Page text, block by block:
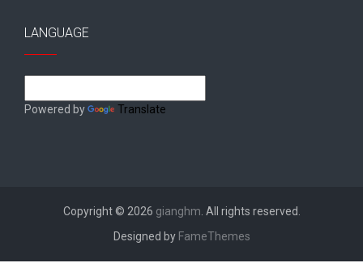
LANGUAGE
Powered by Translate
Copyright © 2026 gianghm. All rights reserved.
Designed by FameThemes